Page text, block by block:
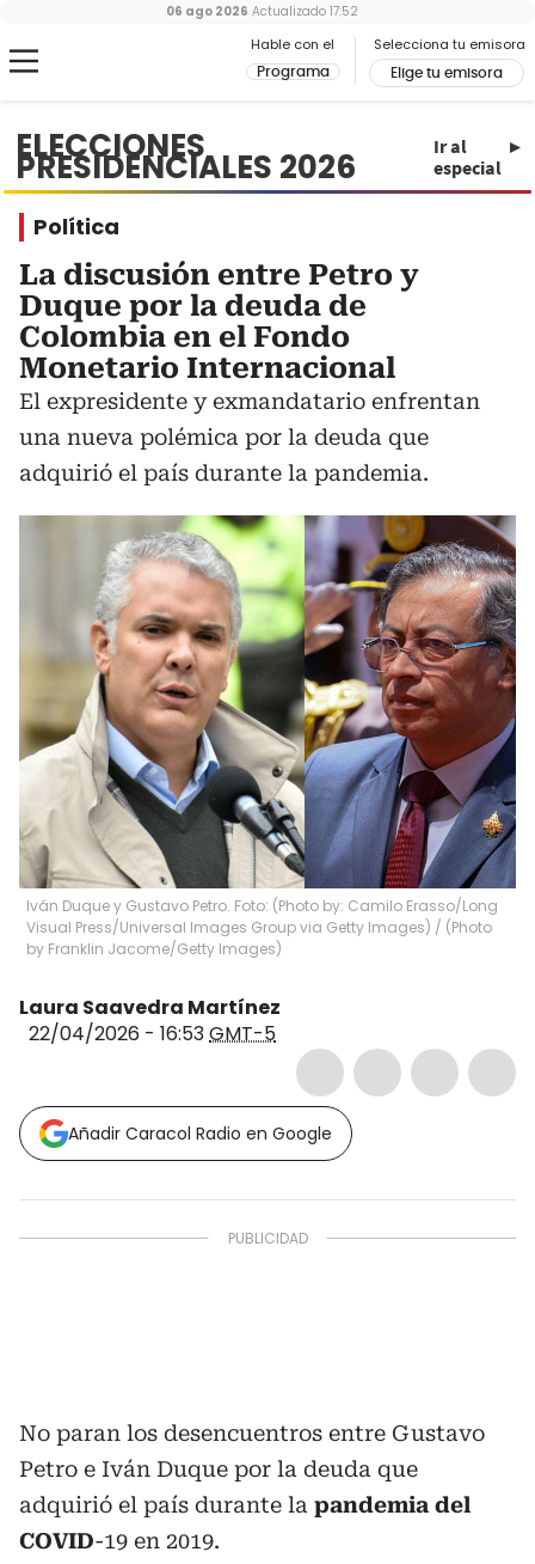
Hable con el
Programa
Selecciona tu emisora
Elige tu emisora
06 ago 2026 Actualizado 17:52
ELECCIONES
PRESIDENCIALES 2026
Ir al
especial
Política
La discusión entre Petro y
Duque por la deuda de
Colombia en el Fondo
Monetario Internacional
El expresidente y exmandatario enfrentan
una nueva polémica por la deuda que
adquirió el país durante la pandemia.
Iván Duque y Gustavo Petro. Foto: (Photo by: Camilo Erasso/Long
Visual Press/Universal Images Group via Getty Images) / (Photo
by Franklin Jacome/Getty Images)
Laura Saavedra Martínez
22/04/2026 - 16:53GMT-5
Añadir Caracol Radio en Google
No paran los desencuentros entre Gustavo
Petro e Iván Duque por la deuda que
adquirió el país durante la pandemia del
COVID-19 en 2019.